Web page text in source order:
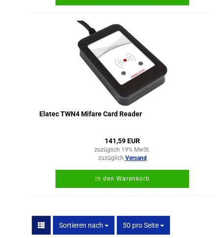
Elatec TWN4 Mifare Card Reader
141,59 EUR
zuzüglich 19% MwSt.
zuzüglich Versand
in den Warenkorb
Sortieren nach
Sortieren nach 50 pro Seite
pro Seite